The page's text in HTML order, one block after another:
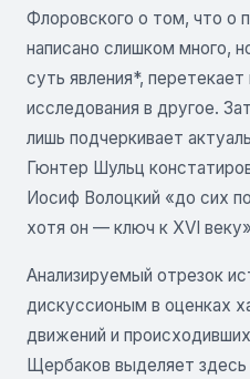
Флоровского о том, что о
написано слишком много,
суть явления*,
исследования в другое.
лишь подчеркивает
Гюнтер Шульц
Иосиф Волоцкий «до сих
хотя он — ключ к XVI
Анализируемый отрезок
дискуссионым в оценках
движений и
Щербаков выделяет здесь